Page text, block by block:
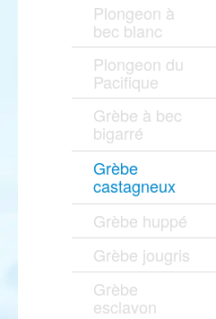
Plongeon à
bec blanc
Plongeon du
Pacifique
Grèbe à bec
bigarré
Grèbe
castagneux
Grèbe huppé
Grèbe jougris
Grèbe
esclavon